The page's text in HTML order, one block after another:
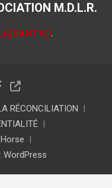
M.D.L.R.
ICI.
RÉCONCILIATION
WordPress